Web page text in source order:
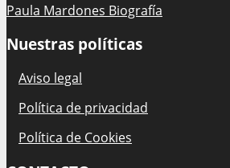
Paula Mardones Biografía
Nuestras políticas
Aviso legal
Política de privacidad
Política de Cookies